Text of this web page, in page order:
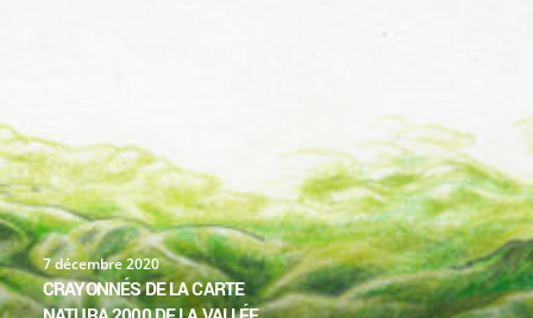
7 décembre 2020
CRAYONNÉS DE LA CARTE